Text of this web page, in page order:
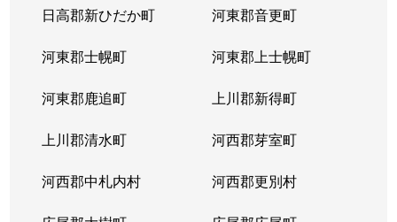
日高郡新ひだか町 河東郡音更町
河東郡士幌町 河東郡上士幌町
河東郡鹿追町 上川郡新得町
上川郡清水町 河西郡芽室町
河西郡中札内村 河西郡更別村